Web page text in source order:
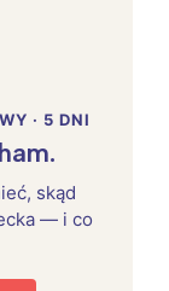
· 5 DNI
skąd
— i co